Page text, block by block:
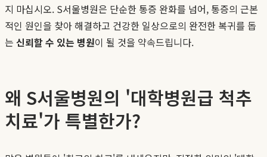
지 마십시오. S서울병원은 단순한 통증 완화를 넘어, 통증의 근본
적인 원인을 찾아 해결하고 건강한 일상으로의 완전한 복귀를 돕
는 신뢰할 수 있는 병원이 될 것을 약속드립니다.
왜 S서울병원의 '대학병원급 척추
치료'가 특별한가?